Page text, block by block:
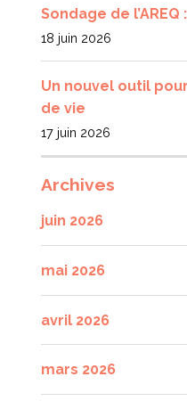
Sondage de
18 juin 2026
Un nouvel outil
de vie
17 juin 2026
Archives
juin 2026
mai 2026
avril 2026
mars 2026